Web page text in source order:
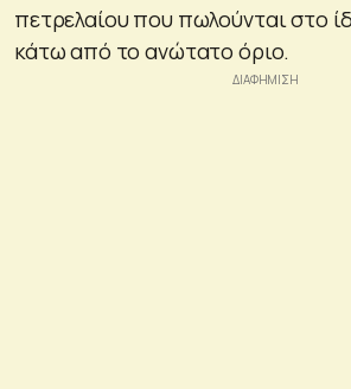
πετρελαίου που πωλούνται στο
κάτω από το ανώτατο όριο.